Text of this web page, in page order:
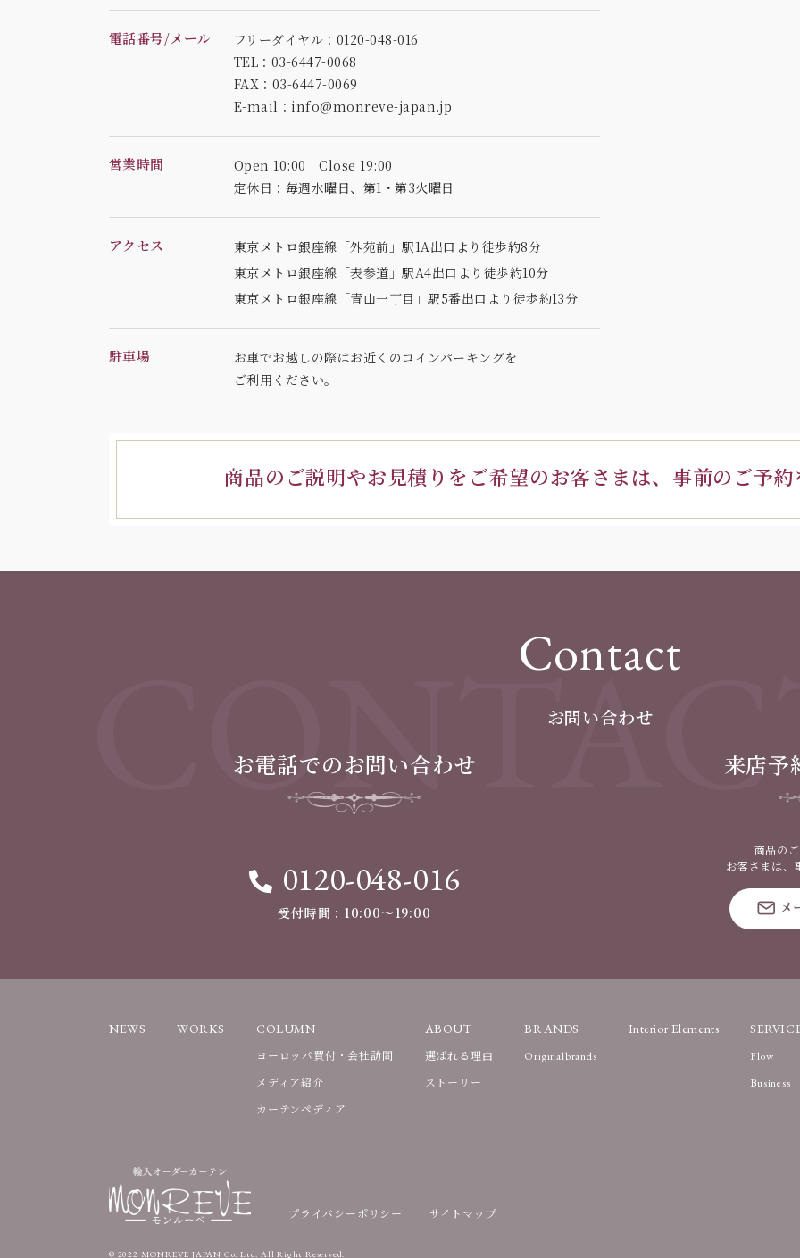
電話番号/メール
フリーダイヤル：0120-048-016
TEL：03-6447-0068
FAX：03-6447-0069
E-mail：info@monreve-japan.jp
営業時間
Open 10:00 Close 19:00
定休日：毎週水曜日、 第1・第3火曜日
アクセス
東京メトロ銀座線「外苑前」駅1A出口より徒歩約8分
東京メトロ銀座線「表参道」駅A4出口より徒歩約10分
東京メトロ銀座線「青山一丁目」駅5番出口より徒歩約13分
駐車場
お車でお越しの際はお近くのコインパーキングを
ご利用ください。
商品のご説明やお見積りを ご希望のお客さまは、 事前のご予
Contact
お問い合わせ
お電話でのお問い合わせ
0120-048-016
受付時間 : 10:00〜19:00
来店予
商品の
お客さまは、
メ
NEWS WORKS COLUMN
ヨーロッパ買付・会社訪問
メディア紹介
カーテンペディア
ABOUT
選ばれる理由
ストーリー
BRANDS
Originalbrands
Interior Elements
Flow
Business
プライバシーポリシー サイトマップ
© 2022 MONREVE JAPAN Co. Ltd. All Right Reserved.